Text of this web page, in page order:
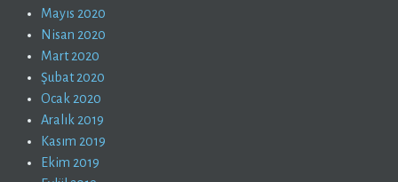
Mayıs 2020
Nisan 2020
Mart 2020
Şubat 2020
Ocak 2020
Aralık 2019
Kasım 2019
Ekim 2019